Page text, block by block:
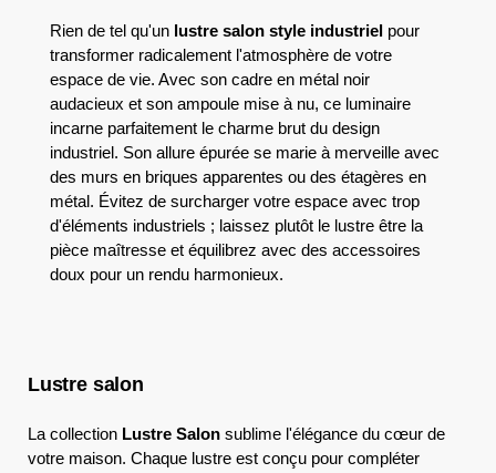
Rien de tel qu'un lustre salon style industriel pour
transformer radicalement l'atmosphère de votre
espace de vie. Avec son cadre en métal noir
audacieux et son ampoule mise à nu, ce luminaire
incarne parfaitement le charme brut du design
industriel. Son allure épurée se marie à merveille avec
des murs en briques apparentes ou des étagères en
métal. Évitez de surcharger votre espace avec trop
d'éléments industriels ; laissez plutôt le lustre être la
pièce maîtresse et équilibrez avec des accessoires
doux pour un rendu harmonieux.
Lustre salon
La collection Lustre Salon sublime l'élégance du cœur de
votre maison. Chaque lustre est conçu pour compléter